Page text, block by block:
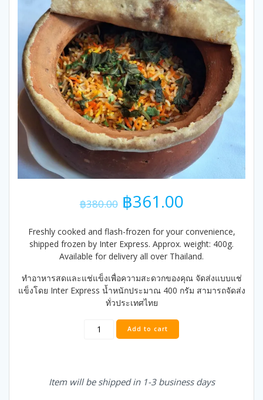
฿380.00 Original
price
was:
฿380.00.
฿361.00Current
is:
฿361.00.
Freshly cooked and flash-frozen for your convenience,
shipped frozen by Inter Express. Approx. weight: 400g.
Available for delivery all over Thailand.
ทำอาหารสดและแช่แข็งเพื่อความสะดวกของคุณ จัดส่งแบบแช่
แข็งโดย Inter Express น้ำหนักประมาณ 400 กรัม สามารถจัดส่ง
ทั่วประเทศไทย
Frozen
Hyderabadi
Basmati
Add to cart
Item will be shipped in 1-3 business days